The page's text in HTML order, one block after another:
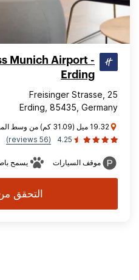
Munich Airport -
Erding
Freisinger Strasse, 25
Erding, 85435, Germany
19.32 ميل (31.09 كم) من وسط المدينة Munich
4.25
(56 reviews)
موقف السيارات يسمح
التحقق